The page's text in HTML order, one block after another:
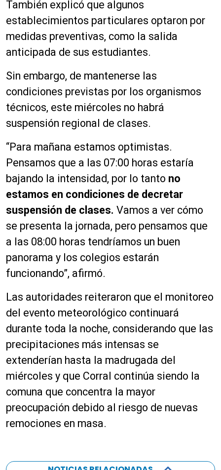
También explicó que algunos
establecimientos particulares optaron por
medidas preventivas, como la salida
anticipada de sus estudiantes.
Sin embargo, de mantenerse las
condiciones previstas por los organismos
técnicos, este miércoles no habrá
suspensión regional de clases.
“Para mañana estamos optimistas.
Pensamos que a las 07:00 horas estaría
bajando la intensidad, por lo tanto no
estamos en condiciones de decretar
suspensión de clases. Vamos a ver cómo
se presenta la jornada, pero pensamos que
a las 08:00 horas tendríamos un buen
panorama y los colegios estarán
funcionando”, afirmó.
Las autoridades reiteraron que el monitoreo
del evento meteorológico continuará
durante toda la noche, considerando que las
precipitaciones más intensas se
extenderían hasta la madrugada del
miércoles y que Corral continúa siendo la
comuna que concentra la mayor
preocupación debido al riesgo de nuevas
remociones en masa.